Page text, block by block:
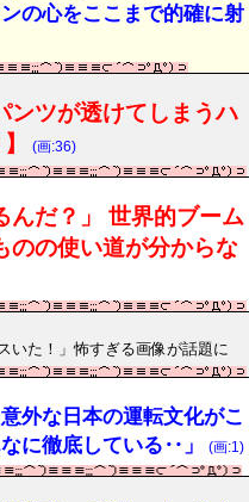
の心をここまで的確に射
ツが透けてしまうハ
(画:36)
んだ？」 世界的ブーム
のの使い道が分からな
いた！」怖すぎる画像が話題に
外な日本の運転文化がこ
に徹底している‥」
(画:1)